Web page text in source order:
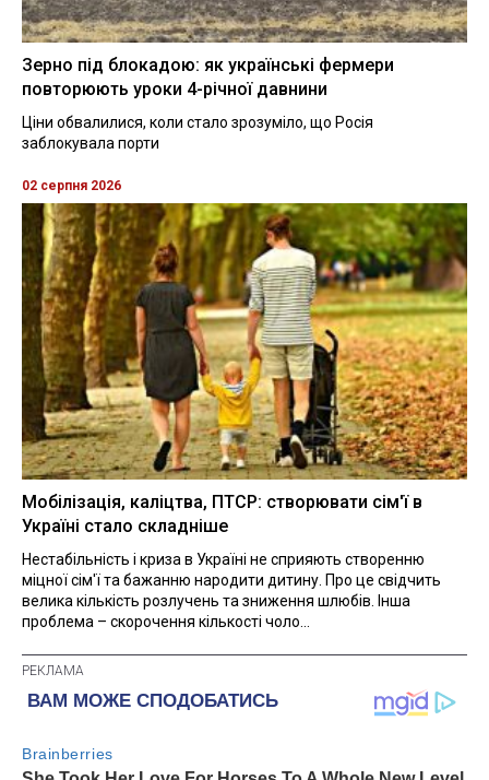
Зерно під блокадою: як українські фермери
повторюють уроки 4-річної давнини
Ціни обвалилися, коли стало зрозуміло, що Росія
заблокувала порти
02 серпня 2026
Мобілізація, каліцтва, ПТСР: створювати сім'ї в
Україні стало складніше
Нестабільність і криза в Україні не сприяють створенню
міцної сім'ї та бажанню народити дитину. Про це свідчить
велика кількість розлучень та зниження шлюбів. Інша
проблема – скорочення кількості чоло...